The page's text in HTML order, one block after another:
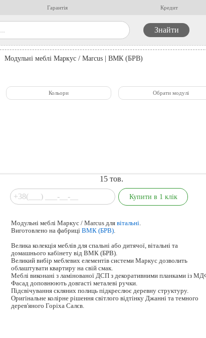
Гарантія Кредит
Модульні меблі Маркус / Marcus | ВМК (БРВ)
Кольори Обрати модулі
15 тов.
Модульні меблі Маркус / Marcus длявітальні.
Виготовлено на фабриціВМК (БРВ).
Велика колекція меблів для спальні або дитячої, вітальні та
домашнього кабінету від ВМК (БРВ).
Великий вибір меблевих елементів системи Маркус дозволить
облаштувати квартиру на свій смак.
Меблі виконані з ламінованої ДСП з декоративними планками із
Фасад доповнюють довгасті металеві ручки.
Підсвічування скляних полиць підкреслює деревну структуру.
Оригінальне колірне рішення світлого відтінку Джанні та темного
дерев'яного Горіха Салєв.